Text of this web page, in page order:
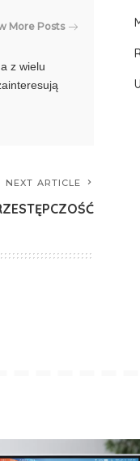
More Posts
z wielu
NEXT ARTICLE